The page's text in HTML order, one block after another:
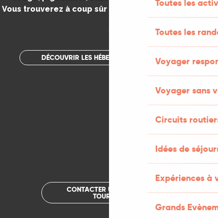
Toutes les
Toutes les
Voyager
Voyager sans
Circuits
Idées de
Expériences à
Grands
Vous trouverez à coup sûr votre bonheur dans le Lot.
.
DÉCOUVRIR LES HÉBERGEMENTS INSOLITES
CONTACTER UN OFFICE DE
TOURISME